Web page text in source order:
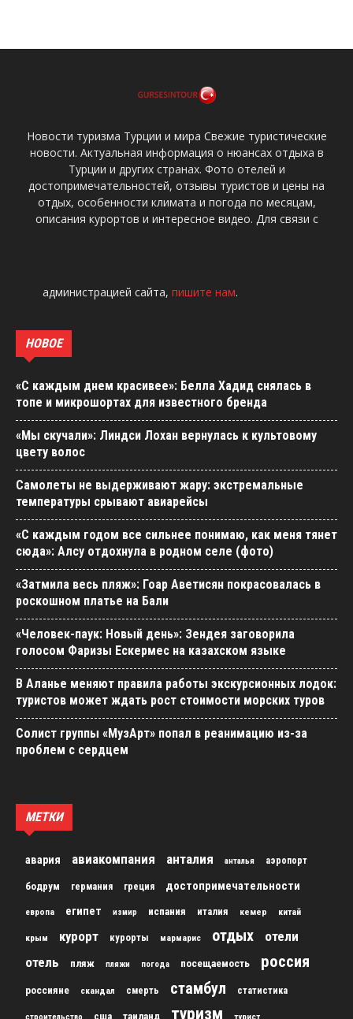
Новости туризма Турции и мира Свежие туристические
новости. Актуальная информация о нюансах отдыха в
Турции и других странах. Фото отелей и
достопримечательностей, отзывы туристов и цены на
отдых, особенности климата и погода по месяцам,
описания курортов и интересное видео. Для связи с
администрацией сайта, пишите нам.
НОВОЕ
«С каждым днем красивее»: Белла Хадид снялась в
топе и микрошортах для известного бренда
«Мы скучали»: Линдси Лохан вернулась к культовому
цвету волос
Самолеты не выдерживают жару: экстремальные
температуры срывают авиарейсы
«С каждым годом все сильнее понимаю, как меня тянет
сюда»: Алсу отдохнула в родном селе (фото)
«Затмила весь пляж»: Гоар Аветисян покрасовалась в
роскошном платье на Бали
«Человек-паук: Новый день»: Зендея заговорила
голосом Фаризы Ескермес на казахском языке
В Аланье меняют правила работы экскурсионных лодок:
туристов может ждать рост стоимости морских туров
Солист группы «МузАрт» попал в реанимацию из-за
проблем с сердцем
МЕТКИ
авария авиакомпания анталия анталья аэропорт
бодрум германия греция достопримечательности
европа египет измир испания италия кемер китай
крым курорт курорты мармарис отдых
отели
отель
пляж пляжи погода посещаемость россия
россияне скандал смерть стамбул статистика
сша таиланд туризм